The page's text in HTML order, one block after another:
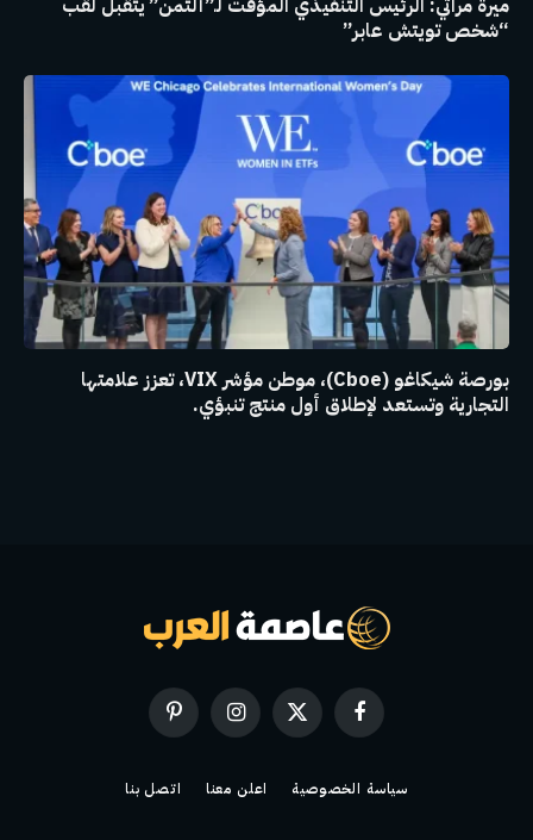
ميرة مراتي: الرئيس التنفيذي المؤقت لـ”ألتمن” يتقبل لقب
“شخص تويتش عابر”
بورصة شيكاغو (Cboe)، موطن مؤشر VIX، تعزز علامتها
التجارية وتستعد لإطلاق أول منتج تنبؤي.
فيسبوك
X
(Twitter)
الانستغرامبينتيريست
سياسة الخصوصية اعلن معنا اتصل بنا